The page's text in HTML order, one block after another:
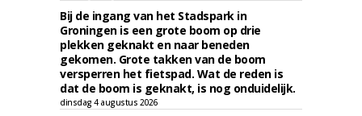
Bij de ingang van het Stadspark in
Groningen is een grote boom op drie
plekken geknakt en naar beneden
gekomen. Grote takken van de boom
versperren het fietspad. Wat de reden is
dat de boom is geknakt, is nog onduidelijk.
dinsdag 4 augustus 2026